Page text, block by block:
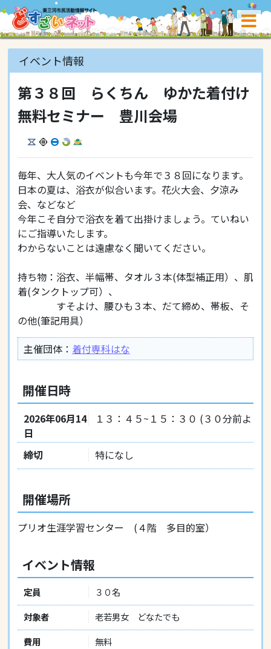
イベント情報
第３８回 らくちん ゆかた着付け
無料セミナー 豊川会場
毎年、大人気のイベントも今年で３８回になります。
日本の夏は、浴衣が似合います。花火大会、夕涼み
会、などなど
今年こそ自分で浴衣を着て出掛けましょう。ていねい
にご指導いたします。
わからないことは遠慮なく聞いてください。
持ち物：浴衣、半幅帯、タオル３本(体型補正用）、肌
着(タンクトップ可）、
すそよけ、腰ひも３本、だて締め、帯板、そ
の他(筆記用具）
主催団体： 着付専科はな
開催日時
2026年06月14
日
１３：４５~１５：３０ (３０分前より
締切 特になし
開催場所
プリオ生涯学習センター (４階 多目的室）
イベント情報
定員
３０名
対象者
老若男女 どなたでも
費用
無料